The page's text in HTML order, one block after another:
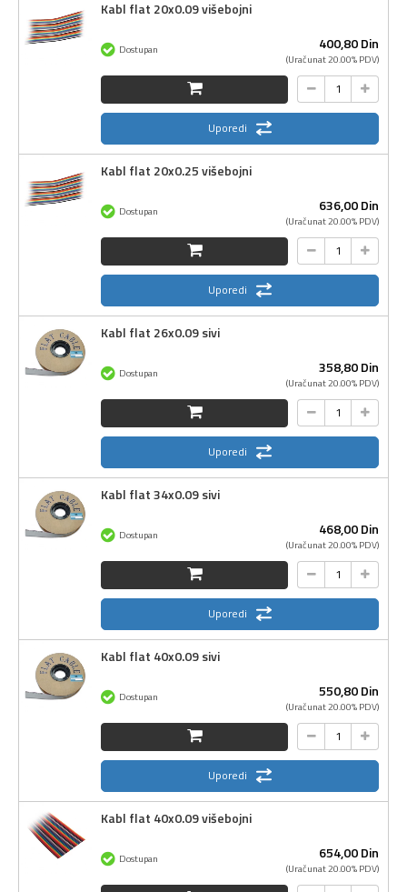
Kabl flat 20x0.09 višebojni
400,80Din
(Uračunat 20.00% PDV)
Dostupan
Uporedi
Kabl flat 20x0.25 višebojni
636,00Din
(Uračunat 20.00% PDV)
Dostupan
Uporedi
Kabl flat 26x0.09 sivi
358,80Din
(Uračunat 20.00% PDV)
Dostupan
Uporedi
Kabl flat 34x0.09 sivi
468,00Din
(Uračunat 20.00% PDV)
Dostupan
Uporedi
Kabl flat 40x0.09 sivi
550,80Din
(Uračunat 20.00% PDV)
Dostupan
Uporedi
Kabl flat 40x0.09 višebojni
654,00Din
(Uračunat 20.00% PDV)
Dostupan